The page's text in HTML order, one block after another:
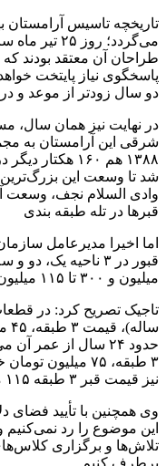
تاریخچه تاسیس آرامستان
طراحان آن معتقد بودند
پاسخگوی نیاز پایتخت
دو سال زودتر از موعد و در سال ۱۳۷۸ تکمیل
شرقی این آرامستان به
۱۳۸۸ هم ۱۶۰
شد تا وسعت این بزرگ‌ترین
وادی السلام نجف، وسعت آن به ۵۸۴
قبر‌ها در تله طبقه بندی
اما اخیرا مدیرعامل
میلیون و ۳۰۰ تا ۱۱۵ میلیون تومان برای سه طبقه قبر خواهد بود.
۳ طبقه، ۷۵
نیز قیمت قبر ۳ طبقه ۱۱۵ میلیون محاسبه خواهد شد.
وی همچنین با تأیید
این موضوع را رد نمی‌کنیم
تلاش‌ها و برگزاری
برطرف کنیم.